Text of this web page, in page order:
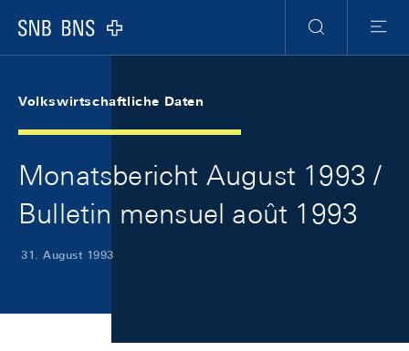
Logo
Suche
Menu
Volkswirtschaftliche Daten
Monatsbericht August 1993 /
Bulletin mensuel août 1993
31. August 1993